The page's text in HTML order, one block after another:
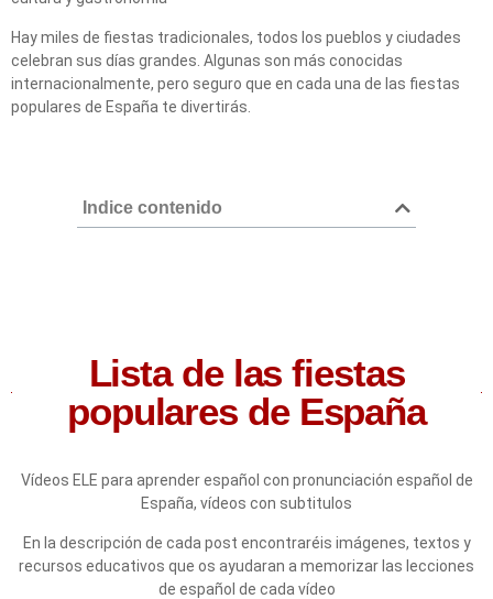
Hay miles de fiestas tradicionales, todos los pueblos y ciudades
celebran sus días grandes. Algunas son más conocidas
internacionalmente, pero seguro que en cada una de las fiestas
populares de España te divertirás.
Indice contenido
Lista de las fiestas
populares de España
Vídeos ELE para aprender español con pronunciación español de
España, vídeos con subtitulos
En la descripción de cada post encontraréis imágenes, textos y
recursos educativos que os ayudaran a memorizar las lecciones
de español de cada vídeo